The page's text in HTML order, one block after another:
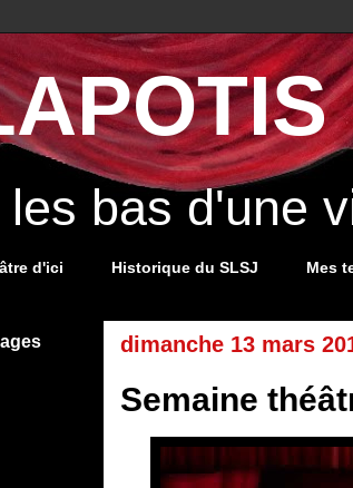
bas d'une
d'ici Historique du SLSJ Mes
dimanche 13 mars
Semaine